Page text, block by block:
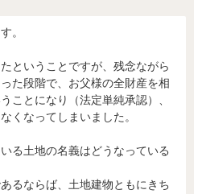
。
ということですが、残念ながら
た段階で、お父様の全財産を相
ことになり（法定単純承認）、
くなってしまいました。
る土地の名義はどうなっている
るならば、土地建物ともにきち